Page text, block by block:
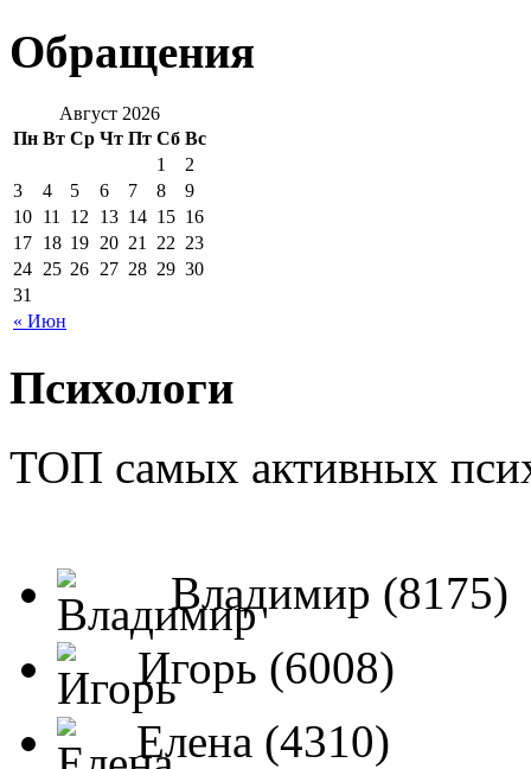
Обращения
Август 2026
Пн Вт Ср Чт Пт Сб Вс
« Июн
1
2
3
4 5 6 7 8
9
10 11 12 13 14 15 16
17 18 19 20 21 22 23
24 25 26 27 28 29 30
31
Психологи
ТОП самых активных
Владимир (8175)
Игорь (6008)
Елена (4310)